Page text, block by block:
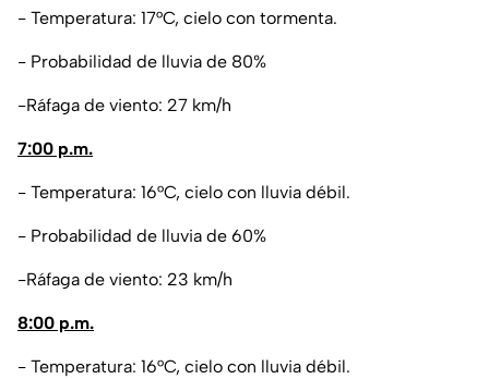
- Temperatura: 17°C, cielo con tormenta.
- Probabilidad de lluvia de 80%
-Ráfaga de viento: 27 km/h
7:00 p.m.
- Temperatura: 16°C, cielo con lluvia débil.
- Probabilidad de lluvia de 60%
-Ráfaga de viento: 23 km/h
8:00 p.m.
- Temperatura: 16°C, cielo con lluvia débil.